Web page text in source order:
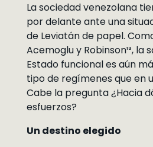
La sociedad venezolana
por delante ante una
de Leviatán de papel.
Acemoglu y Robinson¹³, la
Estado funcional es aún
tipo de regímenes que en
Cabe la pregunta ¿Hacia
esfuerzos?
Un destino elegido